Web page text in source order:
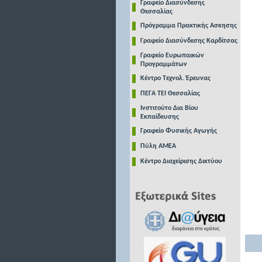
Γραφείο Διασύνδεσης
Θεσσαλίας
Πρόγραμμα Πρακτικής Ασκησης
Γραφείο Διασύνδεσης Καρδίτσας
Γραφείο Ευρωπαικών
Προγραμμάτων
Κέντρο Τεχνολ. Έρευνας
ΠΕΓΑ ΤΕΙ Θεσσαλίας
Ινστιτούτο Δια Βίου
Εκπαίδευσης
Γραφείο Φυσικής Αγωγής
Πύλη ΑΜΕΑ
Κέντρο Διαχείρισης Δικτύου